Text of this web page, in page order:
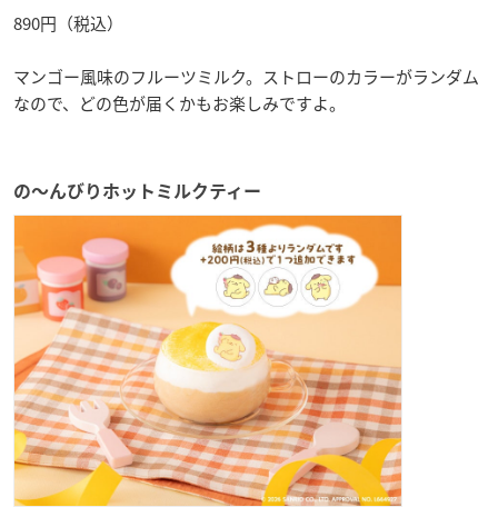
890円（税込）
マンゴー風味のフルーツミルク。ストローのカラーがランダム
なので、どの色が届くかもお楽しみですよ。
の〜んびりホットミルクティー